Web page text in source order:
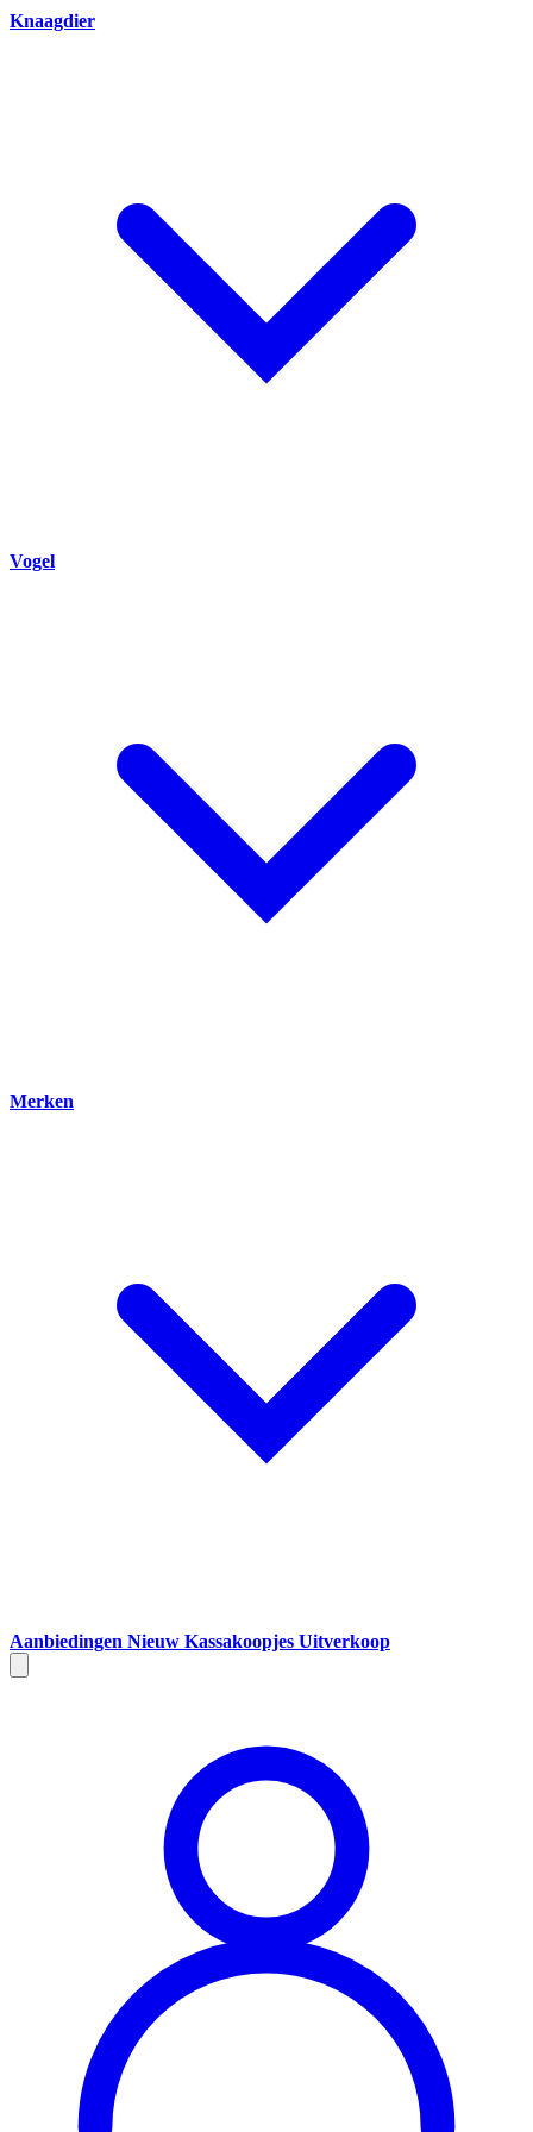
Knaagdier
Vogel
Merken
Aanbiedingen Nieuw Kassakoopjes Uitverkoop